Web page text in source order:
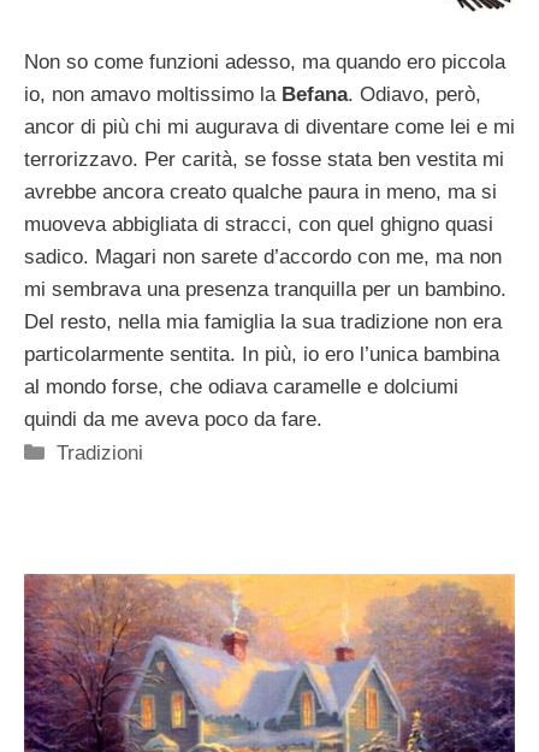
Non so come funzioni adesso, ma quando ero piccola
io, non amavo moltissimo la Befana. Odiavo, però,
ancor di più chi mi augurava di diventare come lei e mi
terrorizzavo. Per carità, se fosse stata ben vestita mi
avrebbe ancora creato qualche paura in meno, ma si
muoveva abbigliata di stracci, con quel ghigno quasi
sadico. Magari non sarete d’accordo con me, ma non
mi sembrava una presenza tranquilla per un bambino.
Del resto, nella mia famiglia la sua tradizione non era
particolarmente sentita. In più, io ero l’unica bambina
al mondo forse, che odiava caramelle e dolciumi
quindi da me aveva poco da fare.
Categorie
Tradizioni